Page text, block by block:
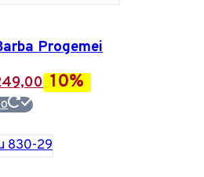
Progemei
El
es:
10%